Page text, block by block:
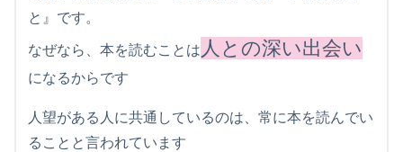
と』です。
なぜなら、本を読むことは 人との深い出会い
になるからです
人望がある人に共通しているのは、常に本を読んでい
ることと言われています